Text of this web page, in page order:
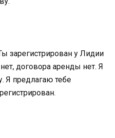
зарегистрирован у Лидии
договора аренды нет. Я
Я предлагаю тебе